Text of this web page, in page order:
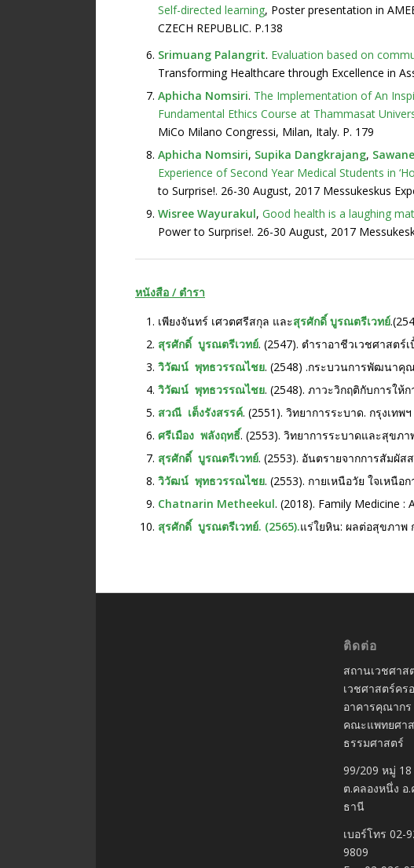
Self-directed learning, Poster presentation in
CZECH REPUBLIC. P.138
Srimuang Palangrit. Evaluation based on
Transforming Healthcare through Excellence in
Aphicha Nomsiri. The Implementation of An
Fundamental Ethics Course at Thammasat
MiCo Milano Congressi, Milan, Italy. P. 179
Aphicha Nomsiri, Supika Dangkrajang,
Experience of Second Year Medical Students in
to Surprise!. 26-30 August, 2017 Messukeskus
Wisree Wayurakul, Good health is a laughing
Power to Surprise!. 26-30 August, 2017
หนังสือ / ตำรา
เพียงจันทร์ เศวตศรีสกุล และสุรศักดิ์ บูรณตรีเวทย์
สุรศักดิ์ บูรณตรีเวทย์. (2547). ตำราอาชีวเวชศาสตร์
วิวัฒน์ พุทธวรรณไชย. (2548) .กระบวนการพัฒนาคุ
วิวัฒน์ พุทธวรรณไชย. (2548). ภาวะวิกฤติกับการให้
สวณี เต็งรังสรรค์. (2551). วิทยาการระบาด. กรุงเท
ศรีเมือง พลังฤทธิ์. (2553). วิทยาการระบาดและสุขภ
สุรศักดิ์ บูรณตรีเวทย์. (2553). อันตรายจากการสัมผั
วิวัฒน์ พุทธวรรณไชย. (2553). กายเหนือวัย ใจเหนื
Chatnarin Metheekul. (2018). Family Medicine :
สุรศักดิ์ บูรณตรีเวทย์. (2565).แร่ใยหิน: ผลต่อสุขภาพ
ติดต่อ
สถานเวชศา
เวชศาสตร์คร
อาคารคุณาก
คณะแพทยศา
ธรรมศาสตร์
99/209 หมู่
ต.คลองหนึ่ง อ
ธานี
เบอร์โทร 02-
9809